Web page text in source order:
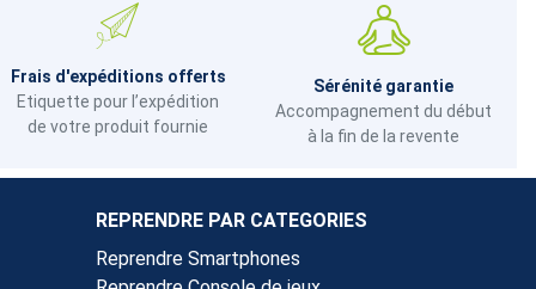
Frais d'expéditions offerts
Etiquette pour l’expédition
de votre produit fournie
Sérénité garantie
Accompagnement du début
à la fin de la revente
REPRENDRE PAR CATEGORIES
Reprendre Smartphones